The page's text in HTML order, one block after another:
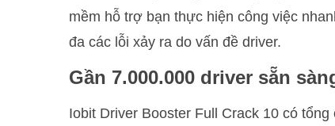
mềm hỗ trợ bạn thực hiện công việc
đa các lỗi xảy ra do vấn đề driver.
Gần 7.000.000 driver sẵn
Iobit Driver Booster Full Crack 10 có